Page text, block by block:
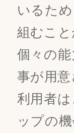
いるた
組むこと
個々の
事が用意
利用者
ップの